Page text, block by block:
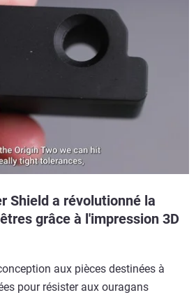
Shield a révolutionné la
grâce à l'impression 3D
aux pièces destinées à
pour résister aux ouragans